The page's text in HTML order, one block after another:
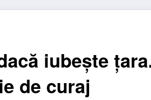
iubește
de curaj